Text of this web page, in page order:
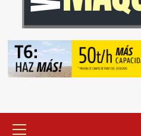
principal